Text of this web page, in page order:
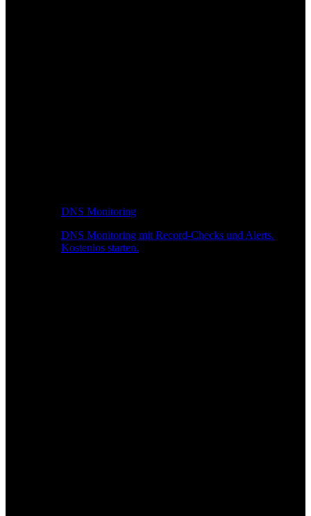
DNS Monitoring
DNS Monitoring mit Record-Checks und Alerts.
Kostenlos starten.